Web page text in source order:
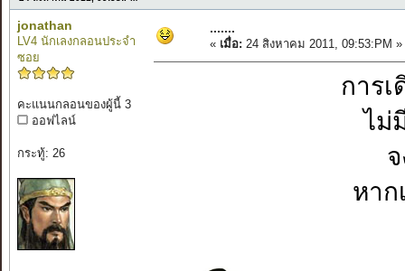
jonathan
LV4 นักเลงกลอนประจำ
ซอย
คะแนนกลอนของผู้นี้ 3
ออฟไลน์
กระทู้: 26
.......
« เมื่อ: 24 สิงหาคม 2011, 09:53:PM »
การ
ไม่
หาก